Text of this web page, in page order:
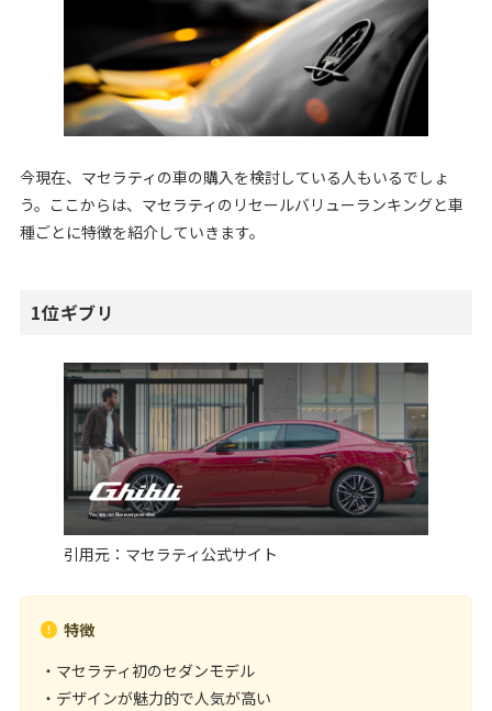
今現在、マセラティの車の購入を検討している人もいるでしょ
う。ここからは、マセラティのリセールバリューランキングと車
種ごとに特徴を紹介していきます。
1位ギブリ
引用元： マセラティ公式サイト
特徴
・マセラティ初のセダンモデル
・デザインが魅力的で人気が高い